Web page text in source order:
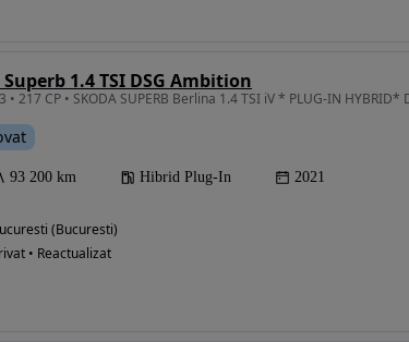
1.4 TSI DSG Ambition
93 200 km Hibrid Plug-In 2021
(Bucuresti)
• Reactualizat